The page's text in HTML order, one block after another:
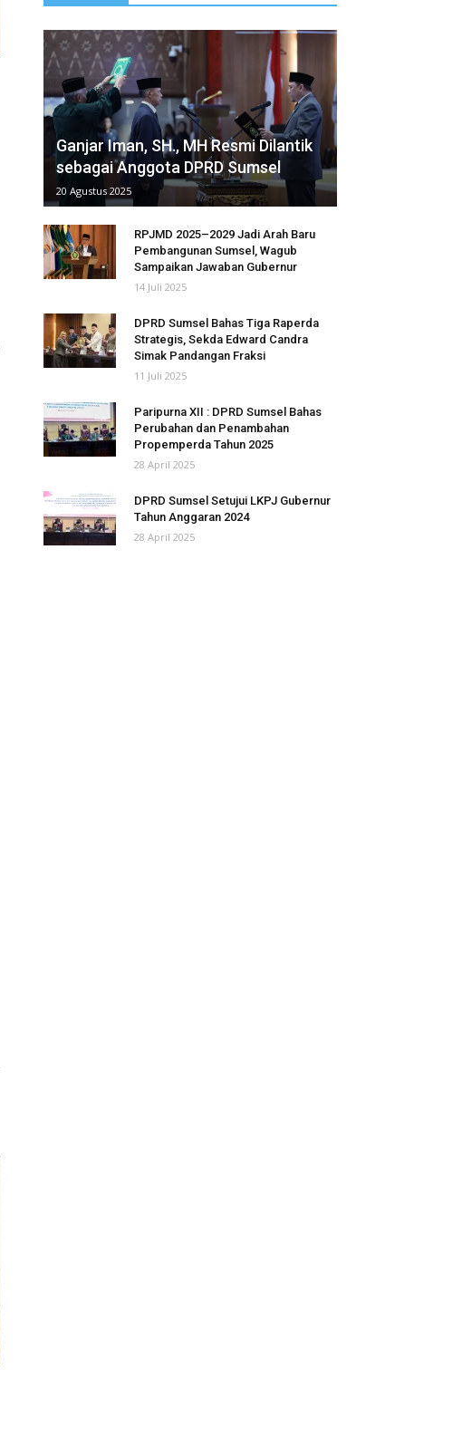
Ganjar Iman, SH., MH Resmi Dilantik
sebagai Anggota DPRD Sumsel
20 Agustus 2025
RPJMD 2025–2029 Jadi Arah Baru
Pembangunan Sumsel, Wagub
Sampaikan Jawaban Gubernur
14 Juli 2025
DPRD Sumsel Bahas Tiga Raperda
Strategis, Sekda Edward Candra
Simak Pandangan Fraksi
11 Juli 2025
Paripurna XII : DPRD Sumsel Bahas
Perubahan dan Penambahan
Propemperda Tahun 2025
28 April 2025
DPRD Sumsel Setujui LKPJ Gubernur
Tahun Anggaran 2024
28 April 2025